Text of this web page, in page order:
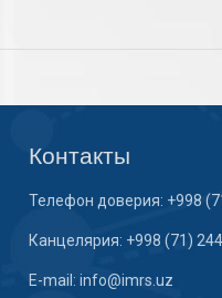
Контакты
Телефон доверия: +998
Канцелярия: +998 (71)
E-mail: info@imrs.uz